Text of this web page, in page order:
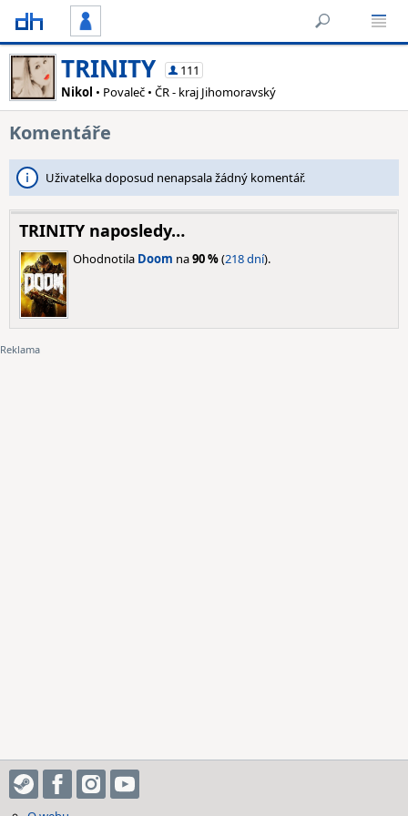
TRINITY
111
Nikol • Povaleč • ČR - kraj Jihomoravský
Komentáře
Uživatelka doposud nenapsala žádný komentář.
TRINITY naposledy…
Ohodnotila Doom na90 %(218 dní).